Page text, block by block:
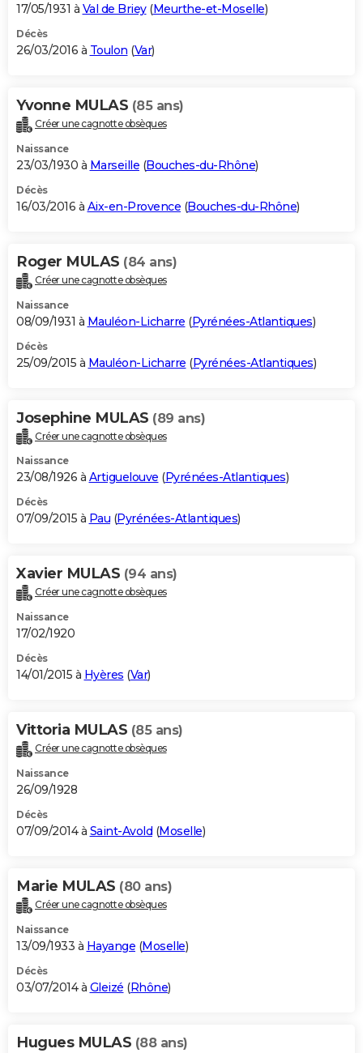
17/05/1931 à Val de Briey(Meurthe-et-Moselle)
Décès
26/03/2016 à Toulon (Var)
Yvonne MULAS (85 ans)
Créer une cagnotte obsèques
Naissance
23/03/1930 à Marseille (Bouches-du-Rhône)
Décès
16/03/2016 à Aix-en-Provence (Bouches-du-Rhône)
Roger MULAS (84 ans)
Créer une cagnotte obsèques
Naissance
08/09/1931 à Mauléon-Licharre (Pyrénées-Atlantiques)
Décès
25/09/2015 à Mauléon-Licharre (Pyrénées-Atlantiques)
Josephine MULAS (89 ans)
Créer une cagnotte obsèques
Naissance
23/08/1926 à Artiguelouve (Pyrénées-Atlantiques)
Décès
07/09/2015 à Pau (Pyrénées-Atlantiques)
Xavier MULAS (94 ans)
Créer une cagnotte obsèques
Naissance
17/02/1920
Décès
14/01/2015 à Hyères (Var)
Vittoria MULAS (85 ans)
Créer une cagnotte obsèques
Naissance
26/09/1928
Décès
07/09/2014 à Saint-Avold (Moselle)
Marie MULAS (80 ans)
Créer une cagnotte obsèques
Naissance
13/09/1933 à Hayange (Moselle)
Décès
03/07/2014 à Gleizé (Rhône)
Hugues MULAS (88 ans)